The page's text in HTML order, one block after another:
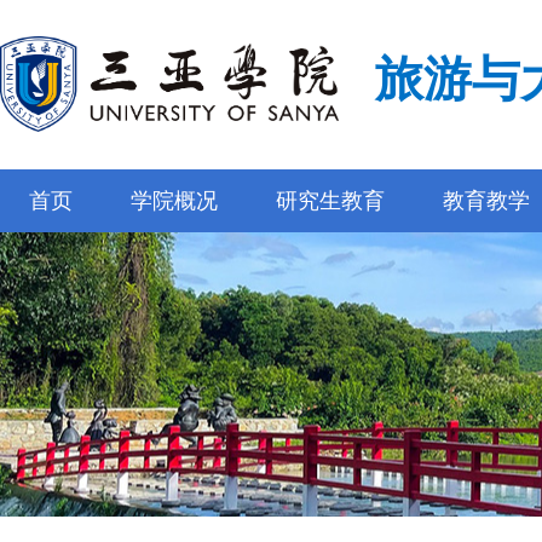
旅游与
首页 学院概况 研究生教育 教育教学